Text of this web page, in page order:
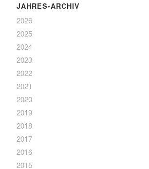
JAHRES-ARCHIV
2026
2025
2024
2023
2022
2021
2020
2019
2018
2017
2016
2015